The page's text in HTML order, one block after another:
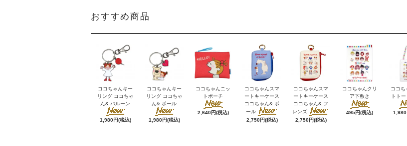
おすすめ商品
ココちゃんキー
リング ココちゃ
ん& バルーン
1,980円(税込)
ココちゃんキー
リング ココちゃ
ん& ポール
1,980円(税込)
ココちゃんニッ
トポーチ
2,640円(税込)
ココちゃんスマ
ートキーケース
ココちゃん& ポ
ール
2,750円(税込)
ココちゃんスマ
ートキーケース
ココちゃん& フ
レンズ
2,750円(税込)
ココちゃんクリ
ア下敷き
495円(税込)
ココち
トト
1,980